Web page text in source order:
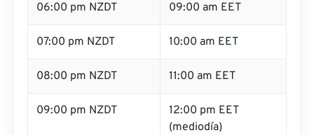
06:00 pm NZDT 09:00 am EET
07:00 pm NZDT 10:00 am EET
08:00 pm NZDT 11:00 am EET
09:00 pm NZDT
12:00 pm EET
(mediodía)